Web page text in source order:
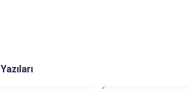
Yazıları